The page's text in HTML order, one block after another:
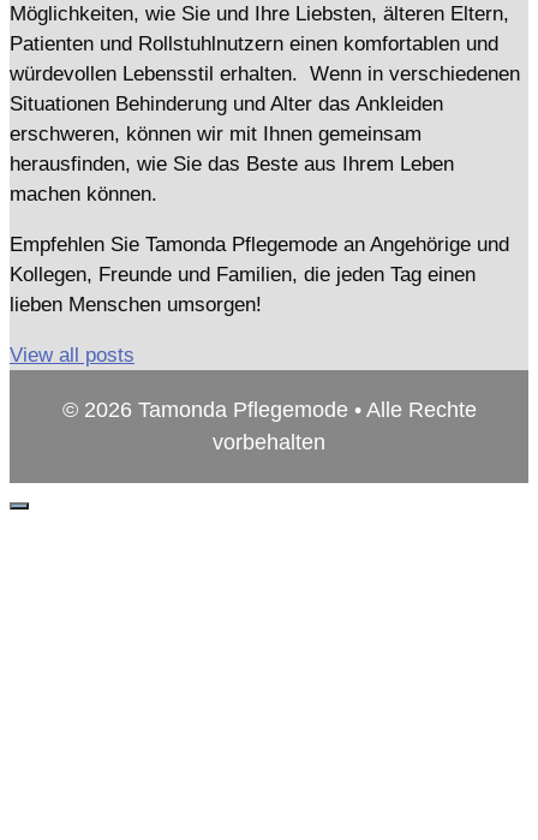
Möglichkeiten, wie Sie und Ihre Liebsten, älteren Eltern,
Patienten und Rollstuhlnutzern einen komfortablen und
würdevollen Lebensstil erhalten. Wenn in verschiedenen
Situationen Behinderung und Alter das Ankleiden
erschweren, können wir mit Ihnen gemeinsam
herausfinden, wie Sie das Beste aus Ihrem Leben
machen können.
Empfehlen Sie Tamonda Pflegemode an Angehörige und
Kollegen, Freunde und Familien, die jeden Tag einen
lieben Menschen umsorgen!
View all posts
© 2026 Tamonda Pflegemode • Alle Rechte
vorbehalten
Schließen